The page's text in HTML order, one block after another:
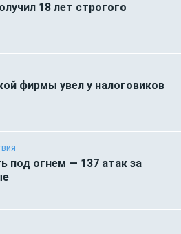
18 лет строгого
фирмы увел у налоговиков
под огнем — 137 атак за